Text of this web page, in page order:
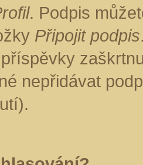
. Podpis
Připojit podpis
nepřidávat